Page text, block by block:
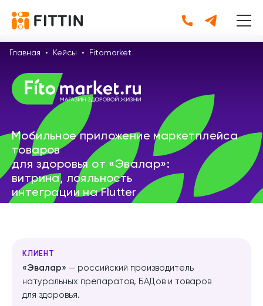
Главная • Кейсы • Fitomarket
Мобильное приложение маркетплейса
товаров
для здоровья от «Эвалар»:
витрина, лояльность
интеграции на Flutter
КЛИЕНТ
«Эвалар» — российский производитель
натуральных препаратов, БАДов и товаров
для здоровья.